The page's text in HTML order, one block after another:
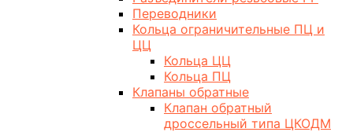
Переводники
Кольца ограничительные ПЦ и
ЦЦ
Кольца ЦЦ
Кольца ПЦ
Клапаны обратные
Клапан обратный
дроссельный типа ЦКОДМ